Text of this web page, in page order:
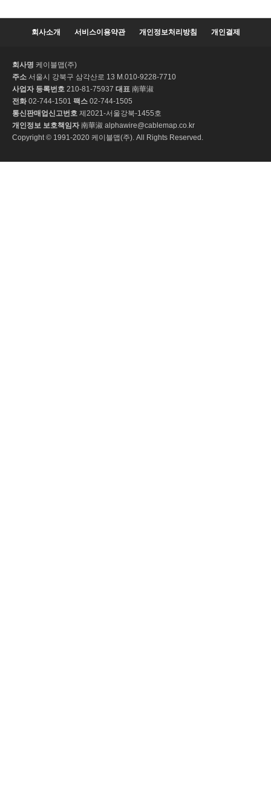
회사소개 서비스이용약관 개인정보처리방침 개인결제
회사명 케이블맵(주)
주소 서울시 강북구 삼각산로 13 M.010-9228-7710
사업자 등록번호 210-81-75937 대표 南華淑
전화02-744-1501 팩스 02-744-1505
통신판매업신고번호 제2021-서울강북-1455호
개인정보 보호책임자南華淑 alphawire@cablemap.co.kr
Copyright © 1991-2020 케이블맵(주). All Rights Reserved.